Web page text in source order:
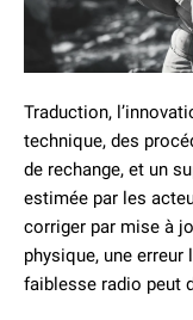
Traduction,
technique, des
de rechange, et un
estimée par les
corriger par mise à
physique, une
faiblesse radio peut